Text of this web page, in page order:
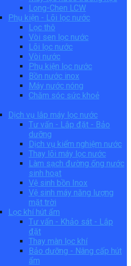
Long-Chen LCW
Phụ kiện - Lõi lọc nước
Lọc thô
Vòi sen lọc nước
Lõi lọc nước
Vòi nước
Phụ kiện lọc nước
Bồn nước inox
Máy nước nóng
Chăm sóc sức khoẻ
Dịch vụ lắp máy lọc nước
Tư vấn - Lắp đặt - Bảo
dưỡng
Dịch vụ kiểm nghiệm nước
Thay lõi máy lọc nước
Làm sạch đường ống nước
sinh hoạt
Vệ sinh bồn Inox
Vệ sinh máy năng lượng
mặt trời
Lọc khí hút ẩm
Tư vấn - Khảo sát - Lắp
đặt
Thay màn lọc khí
Bảo dưỡng - Nâng cấp hút
ẩm